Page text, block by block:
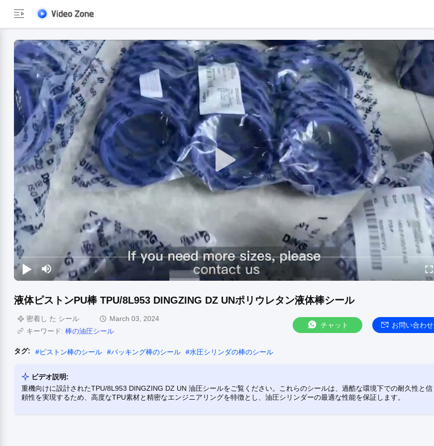
液体ピストンPU棒 TPU/8L953 DINGZING DZ UNポリウレタン液体棒シール
密着し た シール
March 03, 2024
キーワード: 棒の油圧シール
チャット お問い合わせ
タグ: #ピストン棒のシール #パッキング棒のシール #水圧シリンダの棒のシール
ビデオ説明:
重機向けに設計されたTPU/8L953 DINGZING DZ UN 油圧シールをご覧ください。これらのシールは、過酷な環境下での耐久性と信
頼性を実現するため、高度なTPU素材と精密なエンジニアリングを特徴とし、油圧シリンダーの最適な性能を保証します。